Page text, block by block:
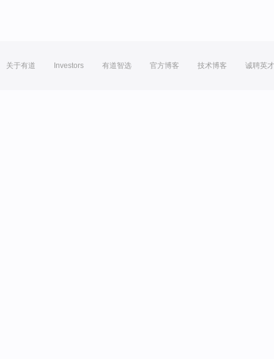
关于有道 Investors 有道智选 官方博客 技术博客 诚聘英才